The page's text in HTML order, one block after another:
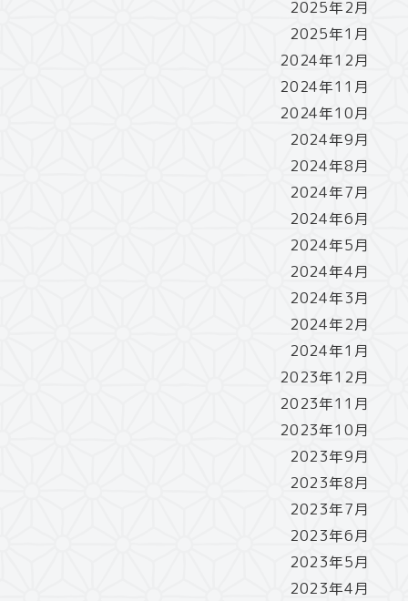
2025年2月
2025年1月
2024年12月
2024年11月
2024年10月
2024年9月
2024年8月
2024年7月
2024年6月
2024年5月
2024年4月
2024年3月
2024年2月
2024年1月
2023年12月
2023年11月
2023年10月
2023年9月
2023年8月
2023年7月
2023年6月
2023年5月
2023年4月